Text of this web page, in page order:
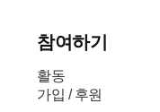
참여하기
활동
가입 / 후원